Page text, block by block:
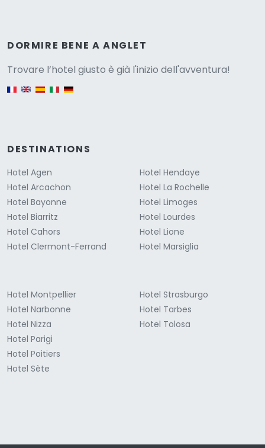
DORMIRE BENE A ANGLET
Trovare l’hotel giusto è già l'inizio dell'avventura!
English version
DESTINATIONS
Hotel Agen
Hotel Arcachon
Hotel Bayonne
Hotel Biarritz
Hotel Cahors
Hotel Clermont-Ferrand
Hotel Hendaye
Hotel La Rochelle
Hotel Limoges
Hotel Lourdes
Hotel Lione
Hotel Marsiglia
Hotel Montpellier
Hotel Narbonne
Hotel Nizza
Hotel Parigi
Hotel Poitiers
Hotel Sète
Hotel Strasburgo
Hotel Tarbes
Hotel Tolosa